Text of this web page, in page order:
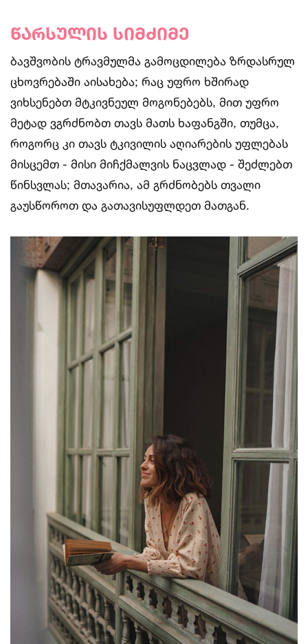
წარსულის სიმძიმე
ბავშვობის ტრავმულმა გამოცდილება ზრდასრულ
ცხოვრებაში აისახება; რაც უფრო ხშირად
ვიხსენებთ მტკივნეულ მოგონებებს, მით უფრო
მეტად ვგრძნობთ თავს მათს ხაფანგში, თუმცა,
როგორც კი თავს ტკივილის აღიარების უფლებას
მისცემთ - მისი მიჩქმალვის ნაცვლად - შეძლებთ
წინსვლას; მთავარია, ამ გრძნობებს თვალი
გაუსწოროთ და გათავისუფლდეთ მათგან.